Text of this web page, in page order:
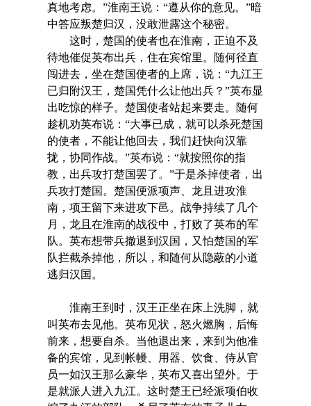
真地考虑。”淮南王说：“遵从你的意见。”暗
中答应叛楚归汉，没敢泄露这个秘密。
这时，楚国的使者也在淮南，正迫不及
待地催促英布出兵，住在宾馆里。随何径直
闯进去，坐在楚国使者的上席，说：“九江王
已归附汉王，楚国凭什么让他出兵？”英布显
出吃惊的样子。楚国使者站起来要走。随何
趁机劝英布说：“大事已成，就可以杀死楚国
的使者，不能让他回去，我们赶快向汉靠
拢，协同作战。”英布说：“就按照你的指
教，出兵攻打楚国罢了。”于是杀掉使者，出
兵攻打楚国。楚国便派项声、龙且进攻淮
南，项王留下来进攻下邑。战争持续了几个
月，龙且在淮南的战役中，打败了英布的军
队。英布想带兵撤退到汉国，又怕楚国的军
队拦截杀掉他，所以，和随何从隐蔽的小道
逃归汉国。
淮南王到时，汉王正坐在床上洗脚，就
叫英布去见他。英布见状，怒火燃胸，后悔
前来，想要自杀。当他退出来，来到为他准
备的宾馆，见到帐幔、用器、饮食、侍从官
员一如汉王那么豪华，英布又喜出望外。于
是就派人进入九江。这时楚王已经派项伯收